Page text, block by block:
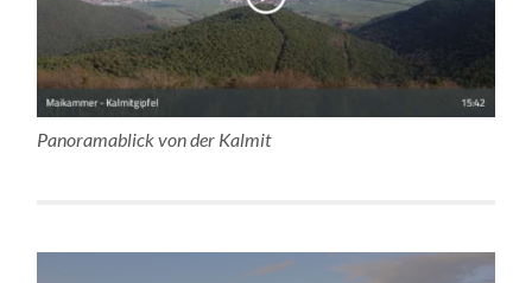
Panoramablick von der Kalmit